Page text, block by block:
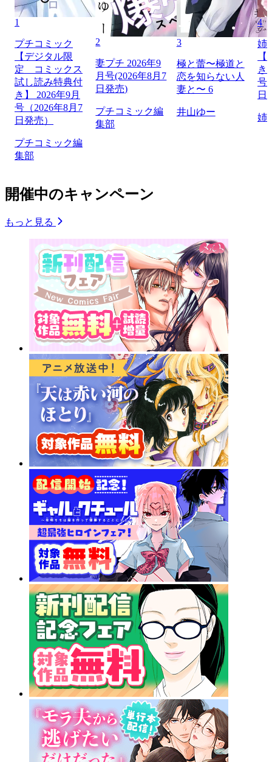
1
プチコミック
【デジタル限
定 コミックス
試し読み特典付
き】 2026年9月
号（2026年8月7
日発売）
プチコミック編
集部
2
妻プチ 2026年9
月号(2026年8月7
日発売)
プチコミック編
集部
3
極と蕾〜極道と
恋を知らない人
妻と〜 6
井山ゆー
4
姉
き
号
日
姉
開催中のキャンペーン
もっと見る